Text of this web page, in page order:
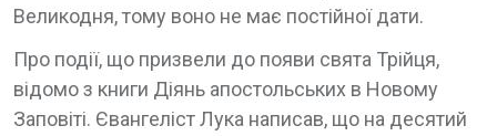
Великодня, тому воно не має постійної дати.
Про події, що призвели до появи свята Трійця,
відомо з книги Діянь апостольських в Новому
Заповіті. Євангеліст Лука написав, що на десятий